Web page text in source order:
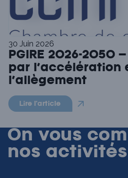
30 Juin 2026
PGIRE 2026-2050
par l’accélération
l’allègement
Lire l'article
On vous
nos activités